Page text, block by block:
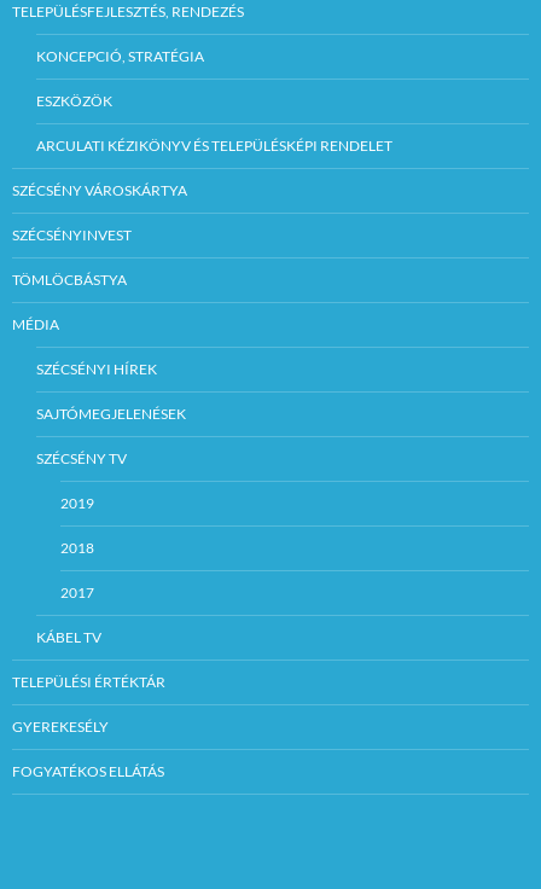
TELEPÜLÉSFEJLESZTÉS, RENDEZÉS
KONCEPCIÓ, STRATÉGIA
ESZKÖZÖK
ARCULATI KÉZIKÖNYV ÉS TELEPÜLÉSKÉPI RENDELET
SZÉCSÉNY VÁROSKÁRTYA
SZÉCSÉNYINVEST
TÖMLÖCBÁSTYA
MÉDIA
SZÉCSÉNYI HÍREK
SAJTÓMEGJELENÉSEK
SZÉCSÉNY TV
2019
2018
2017
KÁBEL TV
TELEPÜLÉSI ÉRTÉKTÁR
GYEREKESÉLY
FOGYATÉKOS ELLÁTÁS